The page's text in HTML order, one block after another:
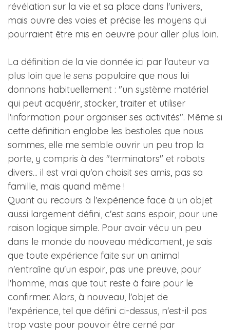
révélation sur la vie et sa place dans l'univers,
mais ouvre des voies et précise les moyens qui
pourraient être mis en oeuvre pour aller plus loin.
La définition de la vie donnée ici par l'auteur va
plus loin que le sens populaire que nous lui
donnons habituellement : "un système matériel
qui peut acquérir, stocker, traiter et utiliser
l'information pour organiser ses activités". Même si
cette définition englobe les bestioles que nous
sommes, elle me semble ouvrir un peu trop la
porte, y compris à des "terminators" et robots
divers... il est vrai qu'on choisit ses amis, pas sa
famille, mais quand même !
Quant au recours à l'expérience face à un objet
aussi largement défini, c'est sans espoir, pour une
raison logique simple. Pour avoir vécu un peu
dans le monde du nouveau médicament, je sais
que toute expérience faite sur un animal
n'entraîne qu'un espoir, pas une preuve, pour
l'homme, mais que tout reste à faire pour le
confirmer. Alors, à nouveau, l'objet de
l'expérience, tel que défini ci-dessus, n'est-il pas
trop vaste pour pouvoir être cerné par